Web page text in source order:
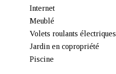
Internet
Meublé
Volets roulants électriques
Jardin en copropriété
Piscine